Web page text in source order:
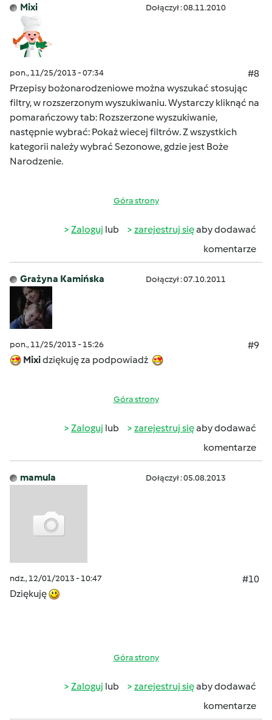
Mixi Dołączył : 08.11.2010
pon., 11/25/2013 - 07:34
#8
Przepisy bożonarodzeniowe można wyszukać stosując
filtry, w rozszerzonym wyszukiwaniu. Wystarczy kliknąć na
pomarańczowy tab: Rozszerzone wyszukiwanie,
następnie wybrać: Pokaż wiecej filtrów. Z wszystkich
kategorii należy wybrać Sezonowe, gdzie jest Boże
Narodzenie.
Góra strony
Zaloguj lub zarejestruj sięaby dodawać
komentarze
Grażyna Kamińska Dołączył : 07.10.2011
pon., 11/25/2013 - 15:26
#9
Mixidziękuję za podpowiadż
Góra strony
Zaloguj lub zarejestruj sięaby dodawać
komentarze
mamula Dołączył : 05.08.2013
ndz., 12/01/2013 - 10:47
#10
Dziękuję
Góra strony
Zaloguj lub zarejestruj sięaby dodawać
komentarze